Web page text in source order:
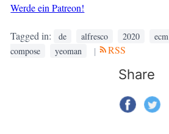
Werde ein Patreon!
Tagged in: de alfresco 2020 ecm
compose
yeoman | RSS
Share